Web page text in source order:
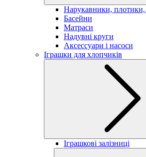
Нарукавники, плотики,
Басейни
Матраси
Надувні круги
Аксессуари і насоси
Іграшки для хлопчиків
Іграшкові залізниці